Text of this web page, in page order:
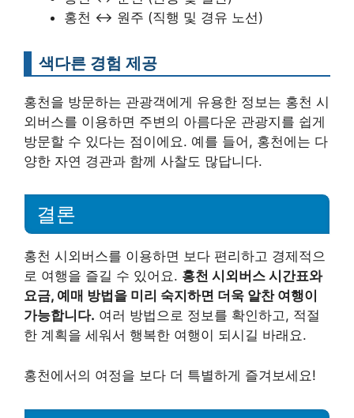
홍천 ↔ 원주 (직행 및 경유 노선)
색다른 경험 제공
홍천을 방문하는 관광객에게 유용한 정보는 홍천 시
외버스를 이용하면 주변의 아름다운 관광지를 쉽게
방문할 수 있다는 점이에요. 예를 들어, 홍천에는 다
양한 자연 경관과 함께 사찰도 많답니다.
결론
홍천 시외버스를 이용하면 보다 편리하고 경제적으
로 여행을 즐길 수 있어요. 홍천 시외버스 시간표와
요금, 예매 방법을 미리 숙지하면 더욱 알찬 여행이
가능합니다. 여러 방법으로 정보를 확인하고, 적절
한 계획을 세워서 행복한 여행이 되시길 바래요.
홍천에서의 여정을 보다 더 특별하게 즐겨보세요!